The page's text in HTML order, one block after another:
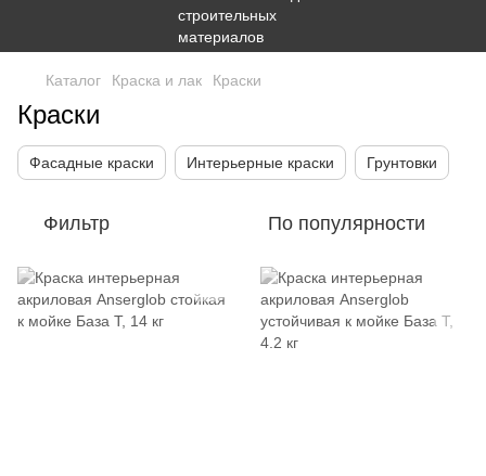
Каталог Краска и лак Краски
Краски
Фасадные краски Интерьерные краски Грунтовки
Фильтр По популярности